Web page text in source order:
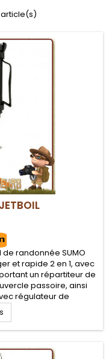
article(s)
de randonnée SUMO
et rapide 2 en 1, avec
un répartiteur de
passoire, ainsi
régulateur de
léger en groupe ou